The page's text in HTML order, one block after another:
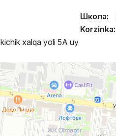
xalqa yoli 5A uy
Школа:
Korzinka: